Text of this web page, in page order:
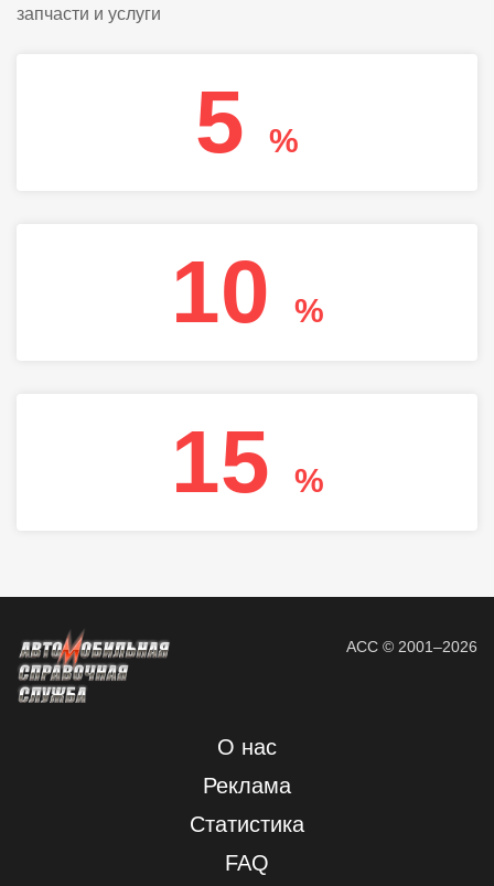
запчасти и услуги
5 %
10 %
15 %
АСС © 2001–2026
О нас
Реклама
Статистика
FAQ